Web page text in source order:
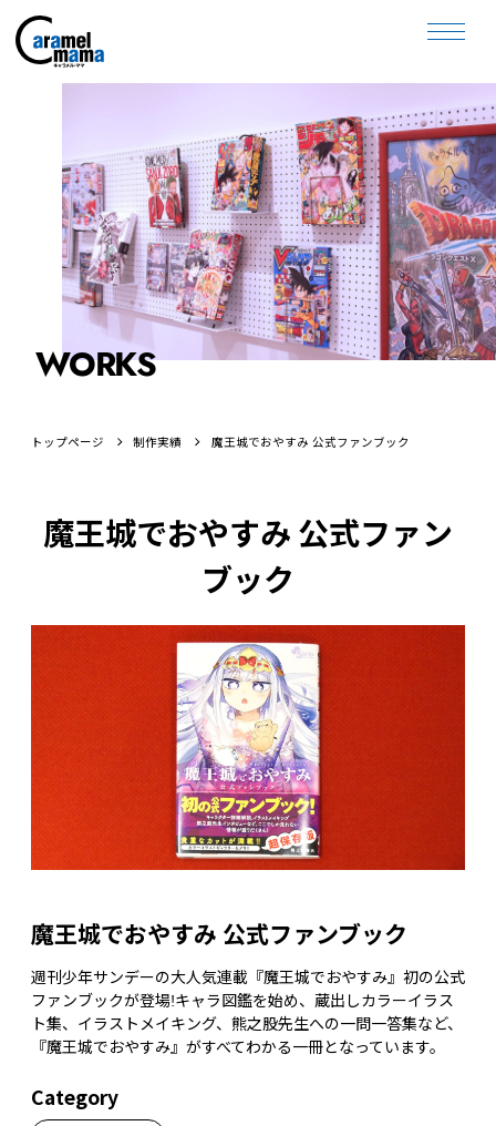
WORKS
トップページ 制作実績 魔王城でおやすみ 公式ファンブック
魔王城でおやすみ 公式ファン
ブック
魔王城でおやすみ 公式ファンブック
週刊少年サンデーの大人気連載『魔王城でおやすみ』初の公式
ファンブックが登場!キャラ図鑑を始め、蔵出しカラーイラス
ト集、イラストメイキング、熊之股先生への一問一答集など、
『魔王城でおやすみ』がすべてわかる一冊となっています。
Category